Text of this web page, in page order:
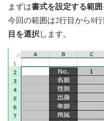
まずは書式を設定する範
今回の範囲は2行目から8
目を選択します。